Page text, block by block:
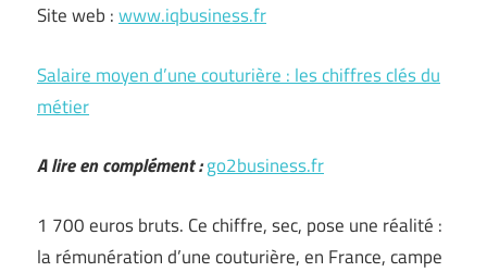
Site web :www.iqbusiness.fr
Salaire moyen d’une couturière : les chiffres clés du
métier
A lire en complément :go2business.fr
1 700 euros bruts. Ce chiffre, sec, pose une réalité :
la rémunération d’une couturière, en France, campe